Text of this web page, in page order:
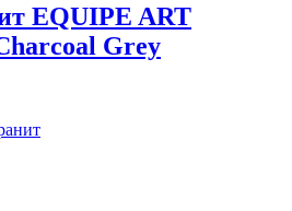
EQUIPE ART
Grey